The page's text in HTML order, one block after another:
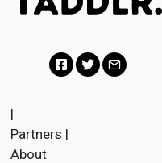
c
|
Partners |
About